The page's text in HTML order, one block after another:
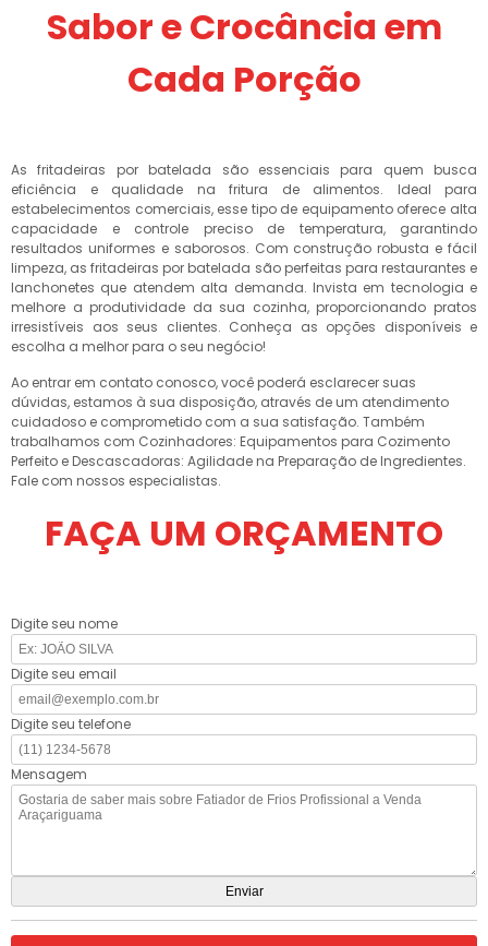
Sabor e Crocância em
Cada Porção
As fritadeiras por batelada são essenciais para quem busca
eficiência e qualidade na fritura de alimentos. Ideal para
estabelecimentos comerciais, esse tipo de equipamento oferece alta
capacidade e controle preciso de temperatura, garantindo
resultados uniformes e saborosos. Com construção robusta e fácil
limpeza, as fritadeiras por batelada são perfeitas para restaurantes e
lanchonetes que atendem alta demanda. Invista em tecnologia e
melhore a produtividade da sua cozinha, proporcionando pratos
irresistíveis aos seus clientes. Conheça as opções disponíveis e
escolha a melhor para o seu negócio!
Ao entrar em contato conosco, você poderá esclarecer suas
dúvidas, estamos à sua disposição, através de um atendimento
cuidadoso e comprometido com a sua satisfação. Também
trabalhamos com Cozinhadores: Equipamentos para Cozimento
Perfeito e Descascadoras: Agilidade na Preparação de Ingredientes.
Fale com nossos especialistas.
FAÇA UM ORÇAMENTO
Digite seu nome
Digite seu email
Digite seu telefone
Mensagem